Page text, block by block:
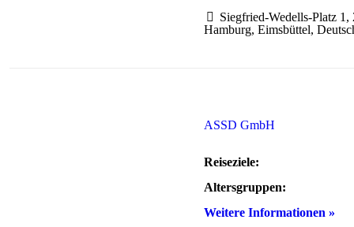
Siegfried-Wedells-Platz 1,
Hamburg, Eimsbüttel,
ASSD GmbH
Reiseziele:
Altersgruppen:
Weitere Informationen »